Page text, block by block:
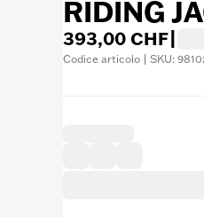
RIDING
393,00 CHF
Codice articolo | SKU: